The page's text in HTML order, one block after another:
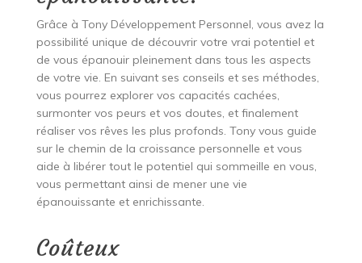
Grâce à Tony Développement Personnel, vous avez la
possibilité unique de découvrir votre vrai potentiel et
de vous épanouir pleinement dans tous les aspects
de votre vie. En suivant ses conseils et ses méthodes,
vous pourrez explorer vos capacités cachées,
surmonter vos peurs et vos doutes, et finalement
réaliser vos rêves les plus profonds. Tony vous guide
sur le chemin de la croissance personnelle et vous
aide à libérer tout le potentiel qui sommeille en vous,
vous permettant ainsi de mener une vie
épanouissante et enrichissante.
Coûteux